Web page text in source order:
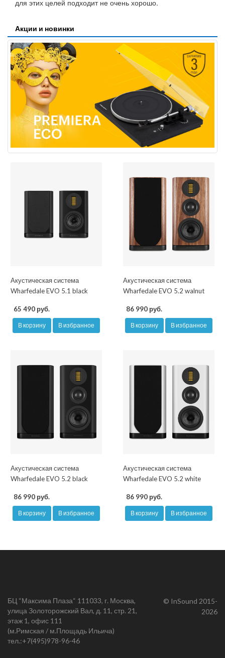
для этих целей подходит не очень хорошо.
Акции и новинки
Акустическая система
Wharfedale EVO 5.1 black
65 490 руб.
В корзину В избранное
Акустическая система
Wharfedale EVO 5.2 walnut
86 990 руб.
В корзину В избранное
Акустическая система
Wharfedale EVO 5.2 black
86 990 руб.
В корзину В избранное
Акустическая система
Wharfedale EVO 5.2 white
86 990 руб.
В корзину В избранное
БЦ “Максима Плаза“ 111033, г. Москва,
улица Золоторожский Вал, д. 11, стр. 21,
этаж 1, офис 111
(м.Римская / м.Площадь Ильича)
тел.:+7(495)978-96-46
© InSound 2015-
2026